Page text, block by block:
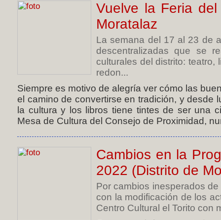
Vuelve la Feria
Moratalaz
La semana del 17 al 23 de
descentralizadas que se
culturales del distrito: teatro,
redon...
Siempre es motivo de alegría ver cómo las
el camino de convertirse en tradición, y desde
la cultura y los libros tiene tintes de ser una
Mesa de Cultura del Consejo de Proximidad,
Cambios en la
2022 (Distrito de
Por cambios inesperados
con la modificación de los
Centro Cultural el Torito con